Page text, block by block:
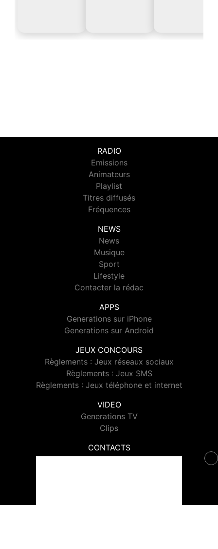
RADIO
Emissions
Animateurs
Playlist
Titres diffusés
Fréquences
NEWS
News
Musique
Sport
Lifestyle
Contacter la rédac
APPS
Generations sur iPhone
Generations sur Android
JEUX CONCOURS
Règlements : Jeux réseaux sociaux
Règlements : Jeux SMS
Règlements : Jeux téléphone et internet
VIDEO
Generations TV
Clips
CONTACTS
Contacter Generations